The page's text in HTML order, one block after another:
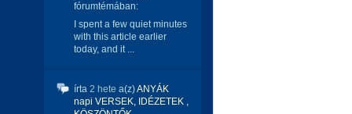
fórumtémában:
I spent a few quiet minutes
with this article earlier
today, and it ...
írta 2 hete a(z)ANYÁK
napi VERSEK, IDÉZETEK ,